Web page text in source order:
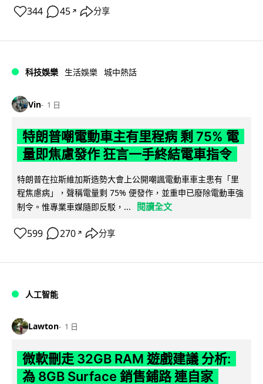
344 45 ↗ 分享
科技娛樂 生活娛樂 城中熱話
Vin 1 日
特朗普嘲電動車主有里程病 剩 75% 電
量即焦慮發作 狂言一手終結電車指令
特朗普在拉斯維加斯造勢大會上公開嘲諷電動車車主患有「里
程焦慮病」，聲稱電量剩 75% 便發作，並重申已廢除電動車強
制令。惟專業車媒隨即反駁，...
閱讀全文
599 270 ↗ 分享
人工智能
Lawton 1 日
微軟刪走 32GB RAM 遊戲建議 分析:
為 8GB Surface 銷售鋪路 連自家